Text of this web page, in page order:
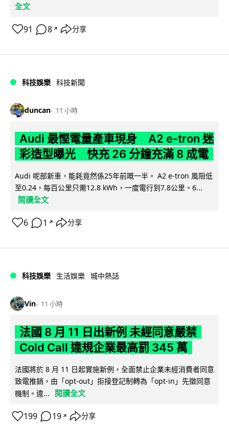
全文
91 8 ↗ 分享
科技娛樂 科技新聞
duncan 11 小時
Audi 最慳電量產車現身 A2 e-tron 迷
彩造型曝光 快充 26 分鐘充滿 8 成電
Audi 呢部新車，能耗竟然係25年前嘅一半。 A2 e-tron 風阻低
至0.24，每百公里只需12.8 kWh，一度電行到7.8公里。6...
閱讀全文
6 1 ↗ 分享
科技娛樂 生活娛樂 城中熱話
Vin 11 小時
法國 8 月 11 日出新例 未經同意嚴禁
Cold Call 違規企業最高罰 345 萬
法國將於 8 月 11 日起實施新例，全面禁止企業未經消費者同意
致電推銷，由「opt-out」拒接登記制轉為「opt-in」先徵同意
機制。違...
閱讀全文
199 19 ↗ 分享